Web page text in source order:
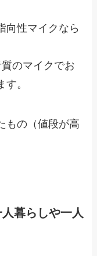
向性マイクなら
のマイクでお
。
もの（値段が高
暮らしや一人